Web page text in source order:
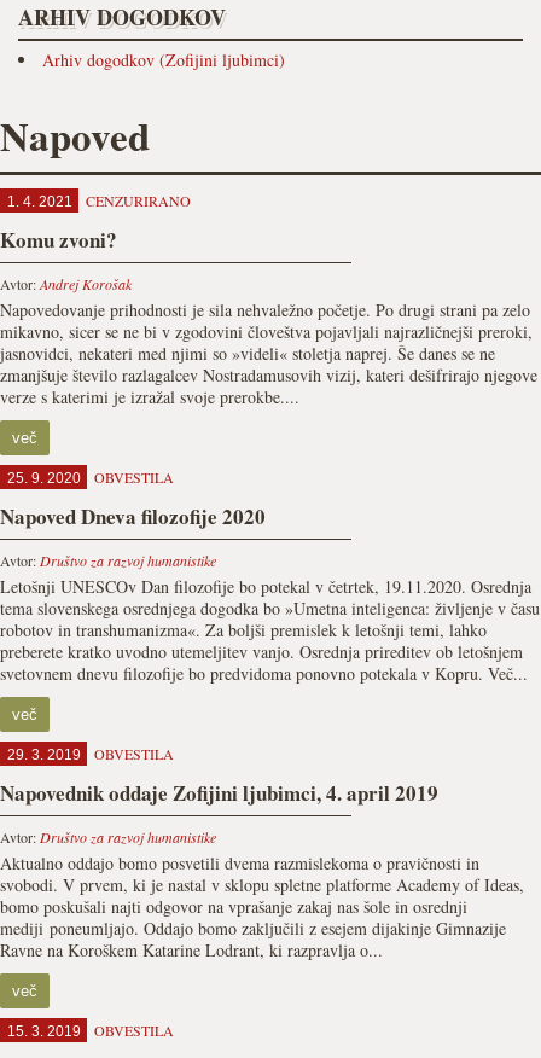
ARHIV DOGODKOV
Arhiv dogodkov (Zofijini ljubimci)
Napoved
1. 4. 2021 CENZURIRANO
Komu zvoni?
Avtor:Andrej Korošak
Napovedovanje prihodnosti je sila nehvaležno početje. Po drugi strani pa zelo
mikavno, sicer se ne bi v zgodovini človeštva pojavljali najrazličnejši preroki,
jasnovidci, nekateri med njimi so »videli« stoletja naprej. Še danes se ne
zmanjšuje število razlagalcev Nostradamusovih vizij, kateri dešifrirajo njegove
verze s katerimi je izražal svoje prerokbe....
več
25. 9. 2020 OBVESTILA
Napoved Dneva filozofije 2020
Avtor: Društvo za razvoj humanistike
Letošnji UNESCOv Dan filozofije bo potekal v četrtek, 19.11.2020. Osrednja
tema slovenskega osrednjega dogodka bo »Umetna inteligenca: življenje v času
robotov in transhumanizma«. Za boljši premislek k letošnji temi, lahko
preberete kratko uvodno utemeljitev vanjo. Osrednja prireditev ob letošnjem
svetovnem dnevu filozofije bo predvidoma ponovno potekala v Kopru. Več...
več
29. 3. 2019 OBVESTILA
Napovednik oddaje Zofijini ljubimci, 4. april 2019
Avtor: Društvo za razvoj humanistike
Aktualno oddajo bomo posvetili dvema razmislekoma o pravičnosti in
svobodi. V prvem, ki je nastal v sklopu spletne platforme Academy of Ideas,
bomo poskušali najti odgovor na vprašanje zakaj nas šole in osrednji
mediji poneumljajo. Oddajo bomo zaključili z esejem dijakinje Gimnazije
Ravne na Koroškem Katarine Lodrant, ki razpravlja o...
več
15. 3. 2019 OBVESTILA